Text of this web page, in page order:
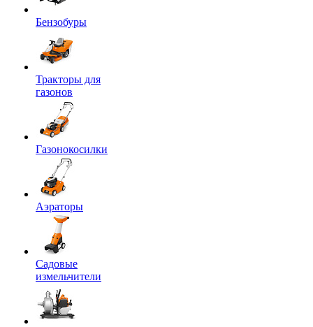
Бензобуры
Тракторы для
газонов
Газонокосилки
Аэраторы
Садовые
измельчители